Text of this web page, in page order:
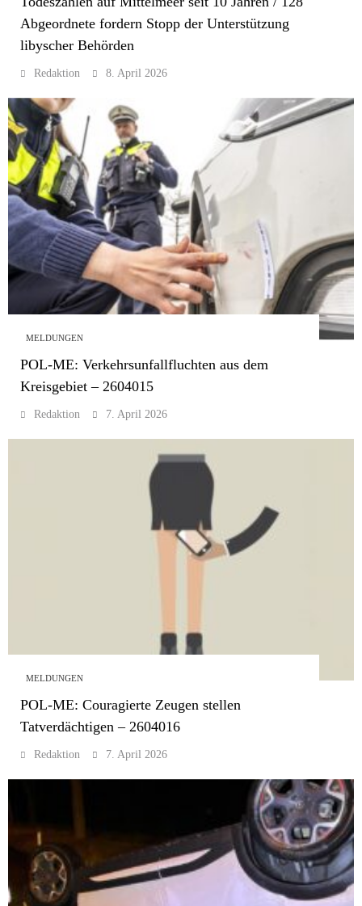
Abgeordnete fordern Stopp der Unterstützung
libyscher Behörden
Redaktion 8. April 2026
MELDUNGEN
POL-ME: Verkehrsunfallfluchten aus dem
Kreisgebiet – 2604015
Redaktion 7. April 2026
MELDUNGEN
POL-ME: Couragierte Zeugen stellen
Tatverdächtigen – 2604016
Redaktion 7. April 2026